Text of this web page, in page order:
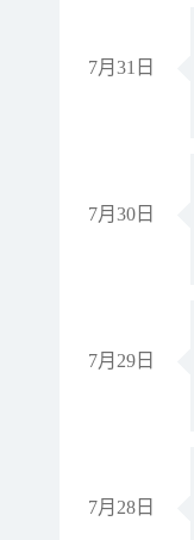
7月31日
7月30日
7月29日
7月28日